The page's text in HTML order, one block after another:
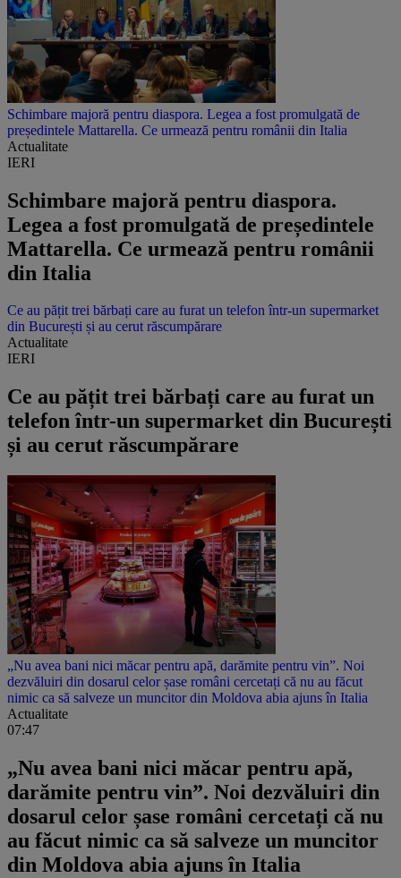
Schimbare majoră pentru diaspora. Legea a fost promulgată de
președintele Mattarella. Ce urmează pentru românii din Italia
Actualitate
IERI
Schimbare majoră pentru diaspora.
Legea a fost promulgată de președintele
Mattarella. Ce urmează pentru românii
din Italia
Ce au pățit trei bărbați care au furat un telefon într-un supermarket
din București și au cerut răscumpărare
Actualitate
IERI
Ce au pățit trei bărbați care au furat un
telefon într-un supermarket din București
și au cerut răscumpărare
„Nu avea bani nici măcar pentru apă, darămite pentru vin”. Noi
dezvăluiri din dosarul celor șase români cercetați că nu au făcut
nimic ca să salveze un muncitor din Moldova abia ajuns în Italia
Actualitate
07:47
„Nu avea bani nici măcar pentru apă,
darămite pentru vin”. Noi dezvăluiri din
dosarul celor șase români cercetați că nu
au făcut nimic ca să salveze un muncitor
din Moldova abia ajuns în Italia